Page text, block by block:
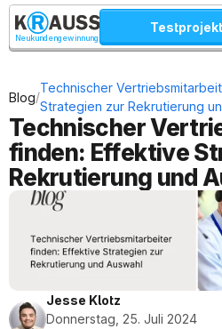
Neukundengewinnung
Blog/
Technischer
Strategien zur Rekrutierung
Technischer
finden: Effektive
Rekrutierung und
Jesse Klotz
Donnerstag, 25. Juli 2024